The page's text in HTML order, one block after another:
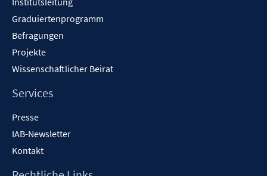
Graduiertenprogramm
Befragungen
Projekte
Wissenschaftlicher Beirat
Services
Presse
IAB-Newsletter
Kontakt